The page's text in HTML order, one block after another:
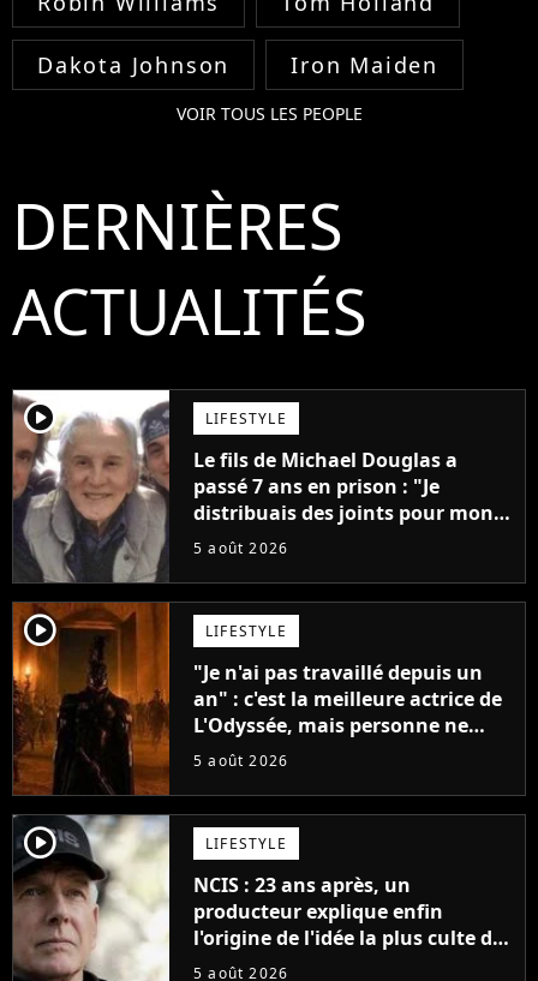
Dakota Johnson Iron Maiden
VOIR TOUS LES PEOPLE
DERNIÈRES
ACTUALITÉS
player2 LIFESTYLE
Le fils de Michael Douglas a
passé 7 ans en prison : "Je
distribuais des joints pour mon
père"
5 août 2026
player2 LIFESTYLE
"Je n'ai pas travaillé depuis un
an" : c'est la meilleure actrice de
L'Odyssée, mais personne ne
veut lui donner de rôle au
5 août 2026
player2 LIFESTYLE
NCIS : 23 ans après, un
producteur explique enfin
l'origine de l'idée la plus culte de
la série (et on ne parle pas du
5 août 2026